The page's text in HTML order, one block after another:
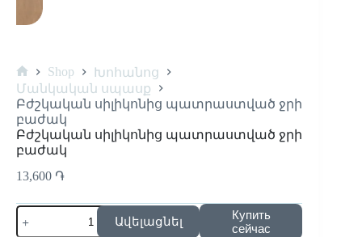
Shop
Խոհանոց
Մանկական սպասք
Բժշկական սիլիկոնից պատրաստված ջրի
բաժակ
Բժշկական սիլիկոնից պատրաստված ջրի
բաժակ
13,600 ֏
Ավելացնել
Купить
сейчас